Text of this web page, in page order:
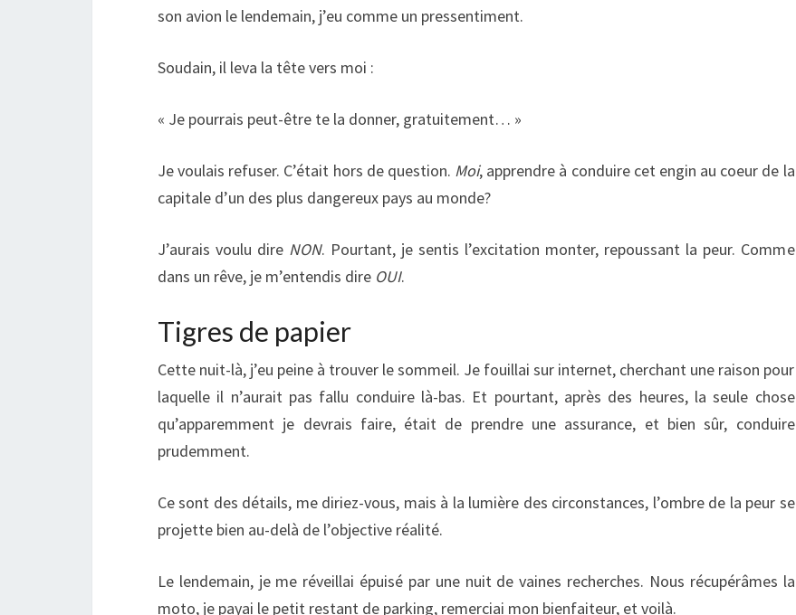
son avion le lendemain, j’eu comme un pressentiment.
Soudain, il leva la tête vers moi :
« Je pourrais peut-être te la donner, gratuitement… »
Je voulais refuser. C’était hors de question. Moi, apprendre à conduire cet engin au coeur de la
capitale d’un des plus dangereux pays au monde?
J’aurais voulu dire NON. Pourtant, je sentis l’excitation monter, repoussant la peur. Comme
dans un rêve, je m’entendis dire OUI.
Tigres de papier
Cette nuit-là, j’eu peine à trouver le sommeil. Je fouillai sur internet, cherchant une raison pour
laquelle il n’aurait pas fallu conduire là-bas. Et pourtant, après des heures, la seule chose
qu’apparemment je devrais faire, était de prendre une assurance, et bien sûr, conduire
prudemment.
Ce sont des détails, me diriez-vous, mais à la lumière des circonstances, l’ombre de la peur se
projette bien au-delà de l’objective réalité.
Le lendemain, je me réveillai épuisé par une nuit de vaines recherches. Nous récupérâmes la
moto, je payai le petit restant de parking, remerciai mon bienfaiteur, et voilà.